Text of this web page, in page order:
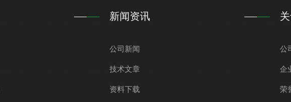
新闻资讯
公司新闻
技术文章
资料下载
公
企
荣